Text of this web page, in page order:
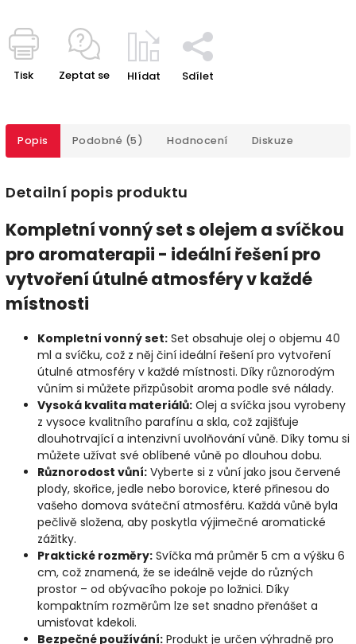
Tisk Zeptat se Hlídat Sdílet
Popis Podobné (5) Hodnocení Diskuze
Detailní popis produktu
Kompletní vonný set s olejem a svíčkou
pro aromaterapii - ideální řešení pro
vytvoření útulné atmosféry v každé
místnosti
Kompletní vonný set: Set obsahuje olej o objemu 40
ml a svíčku, což z něj činí ideální řešení pro vytvoření
útulné atmosféry v každé místnosti. Díky různorodým
vůním si můžete přizpůsobit aroma podle své nálady.
Vysoká kvalita materiálů: Olej a svíčka jsou vyrobeny
z vysoce kvalitního parafínu a skla, což zajišťuje
dlouhotrvající a intenzivní uvolňování vůně. Díky tomu si
můžete užívat své oblíbené vůně po dlouhou dobu.
Různorodost vůní: Vyberte si z vůní jako jsou červené
plody, skořice, jedle nebo borovice, které přinesou do
vašeho domova sváteční atmosféru. Každá vůně byla
pečlivě složena, aby poskytla výjimečné aromatické
zážitky.
Praktické rozměry: Svíčka má průměr 5 cm a výšku 6
cm, což znamená, že se ideálně vejde do různých
prostor – od obývacího pokoje po ložnici. Díky
kompaktním rozměrům lze set snadno přenášet a
umisťovat kdekoli.
Bezpečné používání: Produkt je určen výhradně pro